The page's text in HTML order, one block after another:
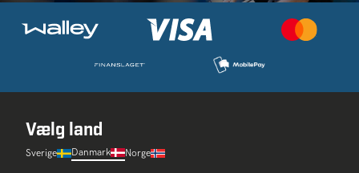
Vælg land
Sverige Danmark Norge